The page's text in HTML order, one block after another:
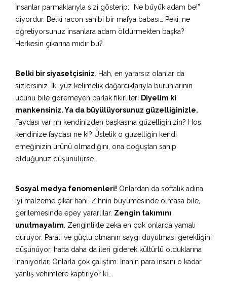
İnsanlar parmaklarıyla sizi gösterip: “Ne büyük adam be!”
diyordur. Belki racon sahibi bir mafya babası… Peki, ne
öğretiyorsunuz insanlara adam öldürmekten başka?
Herkesin çıkarına mıdır bu?
Belki bir siyasetçisiniz. Hah, en yararsız olanlar da
sizlersiniz. İki yüz kelimelik dağarcıklarıyla burunlarının
ucunu bile göremeyen parlak fikirliler! Diyelim ki
mankensiniz. Ya da büyülüyorsunuz güzelliğinizle.
Faydası var mı kendinizden başkasına güzelliğinizin? Hoş,
kendinize faydası ne ki? Üstelik o güzelliğin kendi
emeğinizin ürünü olmadığını, ona doğuştan sahip
olduğunuz düşünülürse…
Sosyal medya fenomenleri! Onlardan da softalık adına
iyi malzeme çıkar hani. Zihnin büyümesinde olmasa bile,
gerilemesinde epey yararlılar. Zengin takımını
unutmayalım. Zenginlikle zeka en çok onlarda yamalı
duruyor. Paralı ve güçlü olmanın saygı duyulması gerektiğini
düşünüyor, hatta daha da ileri giderek kültürlü olduklarına
inanıyorlar. Onlarla çok çalıştım. İnanın para insanı o kadar
yanlış vehimlere kaptırıyor ki…